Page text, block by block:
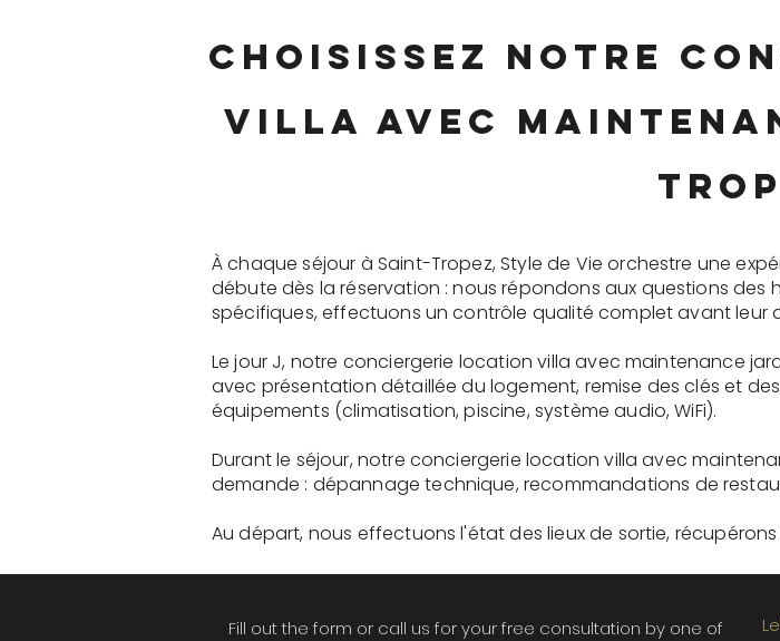
Choisissez notre
villa avec
À chaque séjour à Saint-Tropez, Style de Vie orchestre une
débute dès la réservation : nous répondons aux questions des
spécifiques, effectuons un contrôle qualité complet avant leur
Le jour J, notre conciergerie location villa avec maintenance
avec présentation détaillée du logement, remise des clés et
équipements (climatisation, piscine, système audio, WiFi).
Durant le séjour, notre conciergerie location villa avec
demande : dépannage technique, recommandations de
Au départ, nous effectuons l'état des lieux de sortie,
Fill out the form or call us for your free consultation by one of